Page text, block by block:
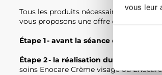
vous leur
Tous les produits nécessaires au bon
vous proposons une offre complète
Étape 1 - avant la séance de peeling :
Étape 2 - la réalisation du peeling pro
soins Enocare Crème visage ou